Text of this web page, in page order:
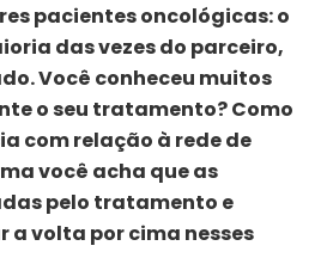
pacientes oncológicas: o
das vezes do parceiro,
Você conheceu muitos
o seu tratamento? Como
com relação à rede de
você acha que as
pelo tratamento e
a volta por cima nesses